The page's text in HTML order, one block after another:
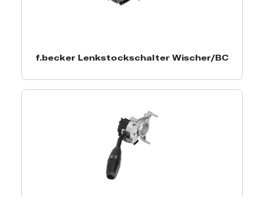
f.becker Lenkstockschalter Wischer/BC